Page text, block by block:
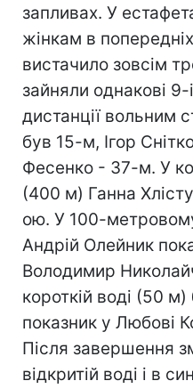
запливах. У
жінкам в
вистачило зовсім
зайняли однакові
дистанції вольним
був 15-м, Ігор
Фесенко - 37-м. У
(400 м) Ганна
ою. У 100-
Андрій Олейник
Володимир
короткій воді (50
показник у Любові
Після завершення
відкритій воді і в